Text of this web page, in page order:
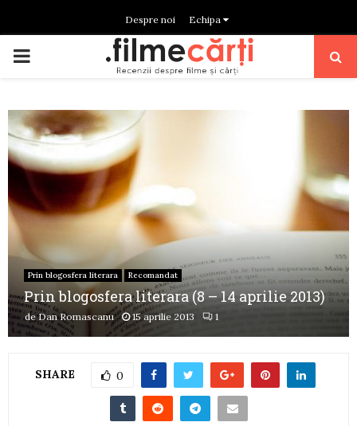
Despre noi Echipa
PRIMARY
Prin blogosfera literara Recomandat
Prin blogosfera literara (8 – 14 aprilie 2013)
deDan Romascanu 15 aprilie 2013 1
SHARE 0